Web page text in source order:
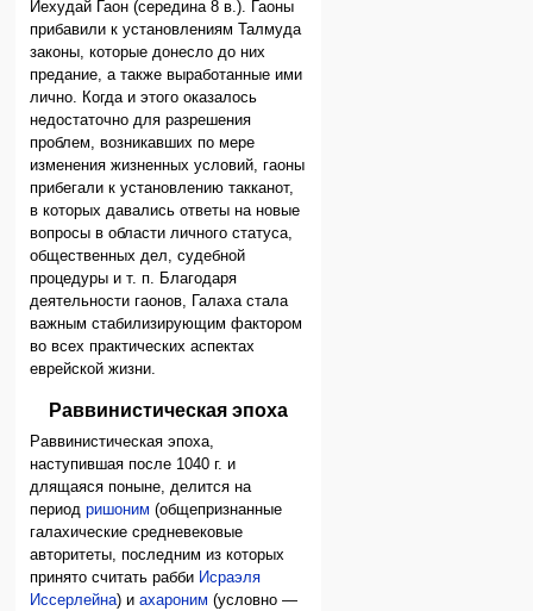
Иехудай Гаон (середина 8 в.). Гаоны
прибавили к установлениям Талмуда
законы, которые донесло до них
предание, а также выработанные ими
лично. Когда и этого оказалось
недостаточно для разрешения
проблем, возникавших по мере
изменения жизненных условий, гаоны
прибегали к установлению такканот,
в которых давались ответы на новые
вопросы в области личного статуса,
общественных дел, судебной
процедуры и т. п. Благодаря
деятельности гаонов, Галаха стала
важным стабилизирующим фактором
во всех практических аспектах
еврейской жизни.
Раввинистическая эпоха
Раввинистическая эпоха,
наступившая после 1040 г. и
длящаяся поныне, делится на
периодришоним (общепризнанные
галахические средневековые
авторитеты, последним из которых
принято считать рабби Исраэля
Иссерлейна) иахароним (условно —